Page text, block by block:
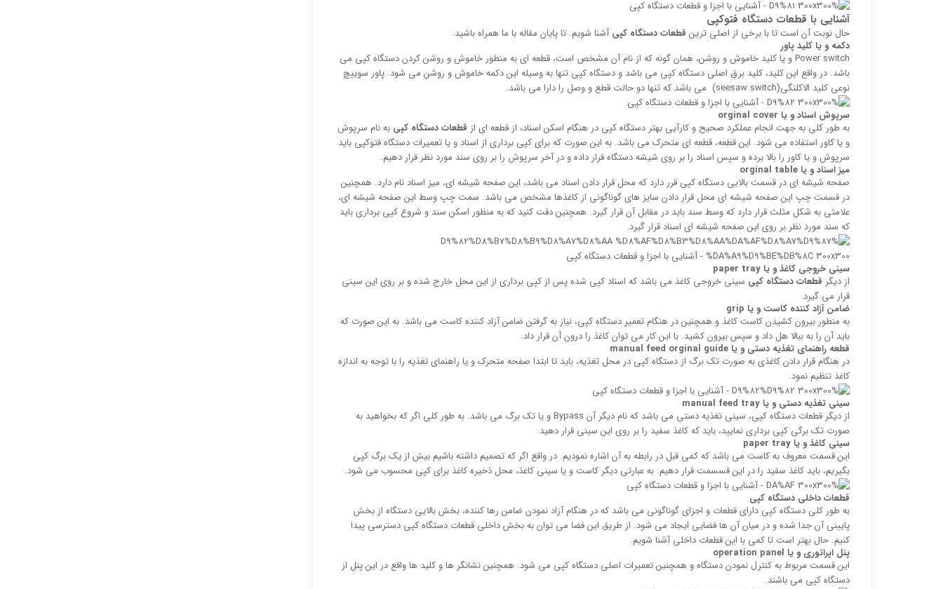
آشنایی با قطعات دستگاه فتوکپی
حال نوبت آن است تا با برخی از اصلی ترین قطعات دستگاه کپی آشنا شویم. تا پایان مقاله با ما همراه باشید.
دکمه و یا کلید پاور
Power switch و یا کلید خاموش و روشن، همان گونه که از نام آن مشخص است، قطعه ای به منطور خاموش و روشن کردن دستگاه کپی می
باشد. در واقع این کلید، کلید برق اصلی دستگاه کپی می باشد و دستگاه کپی تنها به وسیله این دکمه خاموش و روشن می شود. پاور سوییچ
نوعی کلید الاکلنگی(seesaw switch) می باشد که تنها دو حالت قطع و وصل را دارا می باشد.
سرپوش اسناد و یا orginal cover
به طور کلی به جهت انجام عملکرد صحیح و کارآیی بهتر دستگاه کپی در هنگام اسکن اسناد، از قطعه ای از قطعات دستگاه کپی به نام سرپوش
و یا کاور استفاده می شود. این قطعه، قطعه ای متحرک می باشد. به این صورت که برای کپی برداری از اسناد و یا تعمیرات دستگاه فتوکپی باید
سرپوش و یا کاور را بالا برده و سپس اسناد را بر روی شیشه دستگاه قرار داده و در آخر سرپوش را بر روی سند مورد نظر قرار دهیم.
میز اسناد و یا orginal table
صفحه شیشه ای در قسمت بالایی دستگاه کپی قرر دارد که محل قرار دادن اسناد می باشد، این صفحه شیشه ای، میز اسناد نام دارد. همچنین
در قسمت چپ این صفحه شیشه ای محل قرار دادن سایز های گوناگونی از کاغذها مشخص می باشد. سمت چپ وسط این صفحه شیشه ای،
علامتی به شکل مثلث قرار دارد که وسط سند باید در مقابل آن قرار گیرد. همچنین دقت کنید که به منظور اسکن سند و شروع کپی برداری باید
که سند مورد نظر بر روی این صفحه شیشه ای اسناد قرار گیرد.
سینی خروجی کاغذ و یا paper tray
از دیگر قطعات دستگاه کپی سینی خروجی کاغذ می باشد که اسناد کپی شده پس از کپی برداری از این محل خارج شده و بر روی این سینی
قرار می گیرد.
ضامن آزاد کننده کاست و یا grip
به منطور بیرون کشیدن کاست کاغذ و همچنین در هنگام تعمیر دستگاه کپی، نیاز به گرفتن ضامن آزاد کننده کاست می باشد. به این صورت که
باید آن را به ببالا هل داد و سپس بیرون کشید. با این کار می توان کاغذ را درون آن قرار داد.
قطعه راهنمای تغذیه دستی و یا manual feed orginal guide
در هنگام قرار دادن کاغذی به صورت تک برگ از دستگاه کپی در محل تغذیه، باید تا ابتدا صفحه متحرک و یا راهنمای تغذیه را با توجه به اندازه
کاغذ تنظیم نمود.
سینی تغذیه دستی و یا manual feed tray
از دیگر قطعات دستگاه کپی، سینی تغذیه دستی می باشد که نام دیگر آن Bypass و یا تک برگ می باشد. به طور کلی اگر که بخواهید به
صورت تک برگی کپی برداری نمایید، باید که کاغذ سفید را بر روی این سینی قرار دهید.
سینی کاغذ و یا paper tray
این قسمت معروف به کاست می باشد که کمی قبل در رابطه به آن اشاره نمودیم. در واقع اگر که تصمیم داشته باشیم بیش از یک برگ کپی
بگیریم، باید کاغذ سفید را در این قسسمت قرار دهیم. به عبارتی دیگر کاست و یا سینی کاغذ، محل ذخیره کاغذ برای کپی محسوب می شود.
قطعات داخلی دستگاه کپی
به طور کلی دستگاه کپی دارای قطعات و اجزای گوناگونی می باشد که در هنگام آزاد نمودن ضامن رها کننده، بخش بالایی دستگاه از بخش
پایینی آن جدا شده و در میان آن ها فضایی ایجاد می شود. از طریق این فضا می توان به بخش داخلی قطعات دستگاه کپی دسترسی پیدا
کنیم. حال بهتر است تا کمی با این قطعات داخلی آشنا شویم.
پنل اپراتوری و یا operation panel
این قسمت مربوط به کنترل نمودن دستگاه و همچنین تعمیرات اصلی دستگاه کپی می شود. همچنین نشانگر ها و کلید ها واقع در این پنل از
دستگاه کپی می باشند.